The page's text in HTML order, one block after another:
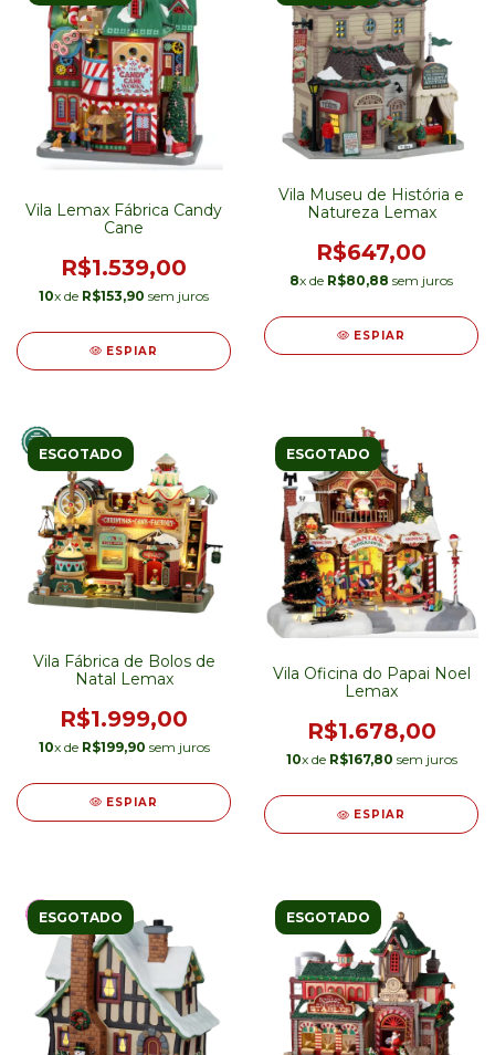
Vila Lemax Fábrica Candy
Cane
R$1.539,00
10x de R$153,90 sem juros
ESPIAR
Vila Museu de História e
Natureza Lemax
R$647,00
8x de R$80,88 sem juros
ESPIAR
ESGOTADO
Vila Fábrica de Bolos de
Natal Lemax
R$1.999,00
10x de R$199,90 sem juros
ESPIAR
ESGOTADO
Vila Oficina do Papai Noel
Lemax
R$1.678,00
10x de R$167,80 sem juros
ESPIAR
ESGOTADO ESGOTADO